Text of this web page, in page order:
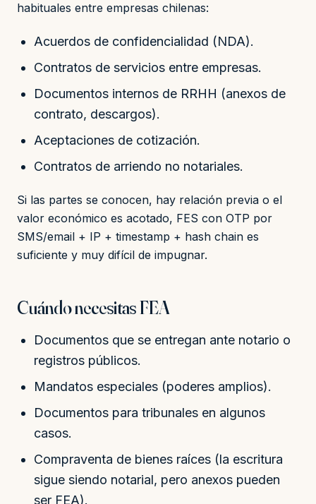
habituales entre empresas chilenas:
Acuerdos de confidencialidad (NDA).
Contratos de servicios entre empresas.
Documentos internos de RRHH (anexos de
contrato, descargos).
Aceptaciones de cotización.
Contratos de arriendo no notariales.
Si las partes se conocen, hay relación previa o el
valor económico es acotado, FES con OTP por
SMS/email + IP + timestamp + hash chain es
suficiente y muy difícil de impugnar.
Cuándo necesitas FEA
Documentos que se entregan ante notario o
registros públicos.
Mandatos especiales (poderes amplios).
Documentos para tribunales en algunos
casos.
Compraventa de bienes raíces (la escritura
sigue siendo notarial, pero anexos pueden
ser FEA).